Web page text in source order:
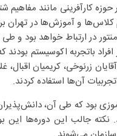
کارآفرینی مانند
کلاس‌ها و آموزش‌ها در تهران
این دوره به طور متوسط ۲۵ نفر از
زرنوخی، کریمیان
آن‌ها استفاده کردند.
بود که طی آن،
جالب این دوره‌ها این